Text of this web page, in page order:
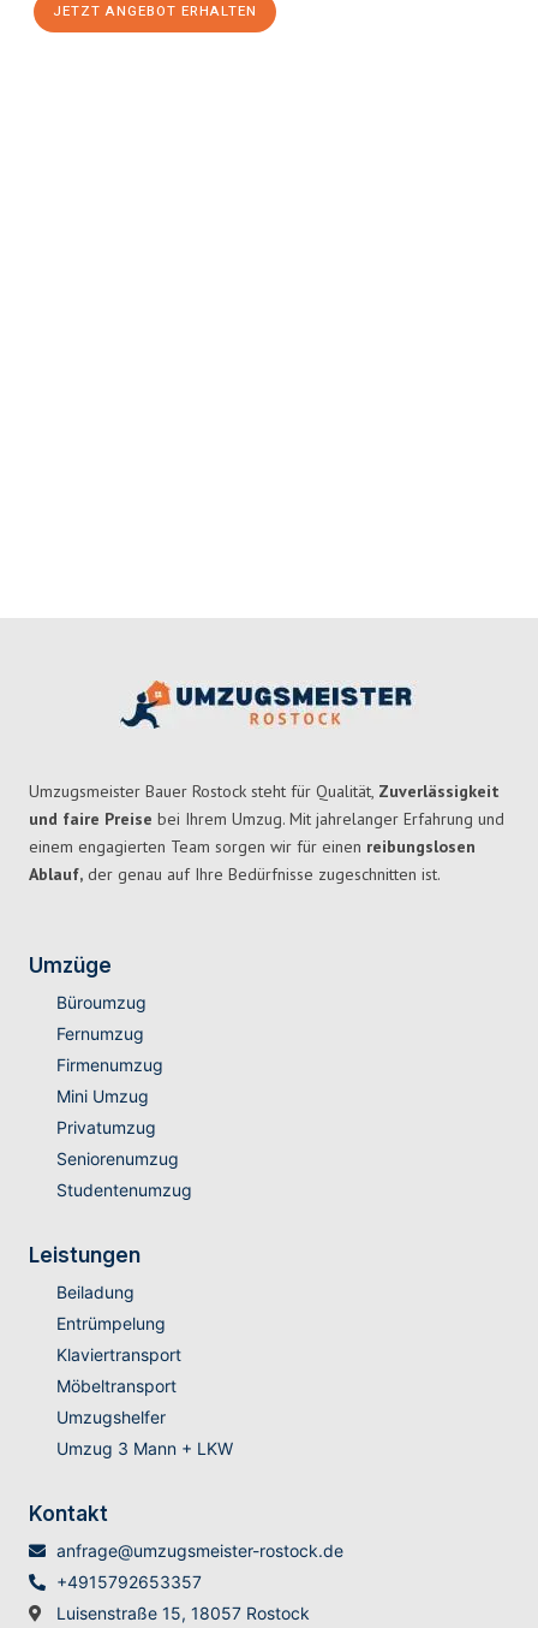
JETZT ANGEBOT ERHALTEN
Umzugsmeister Bauer Rostock steht für Qualität, Zuverlässigkeit
und faire Preise bei Ihrem Umzug. Mit jahrelanger Erfahrung und
einem engagierten Team sorgen wir für einen reibungslosen
Ablauf, der genau auf Ihre Bedürfnisse zugeschnitten ist.
Umzüge
Büroumzug
Fernumzug
Firmenumzug
Mini Umzug
Privatumzug
Seniorenumzug
Studentenumzug
Leistungen
Beiladung
Entrümpelung
Klaviertransport
Möbeltransport
Umzugshelfer
Umzug 3 Mann + LKW
Kontakt
anfrage@umzugsmeister-rostock.de
+4915792653357
Luisenstraße 15, 18057 Rostock